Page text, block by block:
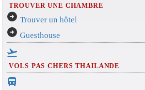
TROUVER UNE CHAMBRE
arrow_circle_right Trouver un hôtel
arrow_circle_right Guesthouse
flight_takeoff
VOLS PAS CHERS THAILANDE
directions_bus_filled